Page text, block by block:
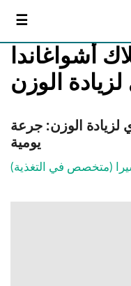
أشواغاندا
الوزن
لزيادة الوزن: جرعة
يومية
(متخصص في التغذية)